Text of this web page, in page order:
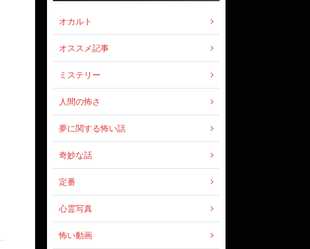
オカルト
オススメ記事
ミステリー
人間の怖さ
夢に関する怖い話
奇妙な話
定番
心霊写真
怖い動画